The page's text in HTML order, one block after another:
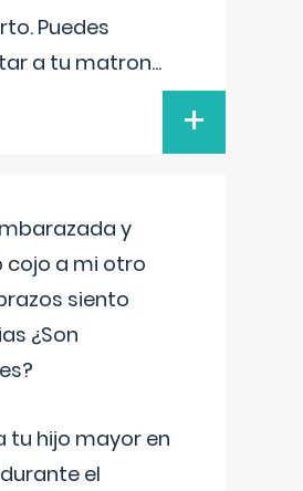
Puedes
a tu matron...
+
y
cojo a mi otro
siento
¿Son
tu hijo mayor en
el